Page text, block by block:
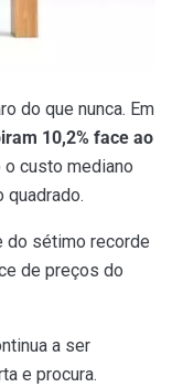
do que nunca. Em
10,2% face ao
o custo mediano
quadrado.
do sétimo recorde
de preços do
a ser
e procura.